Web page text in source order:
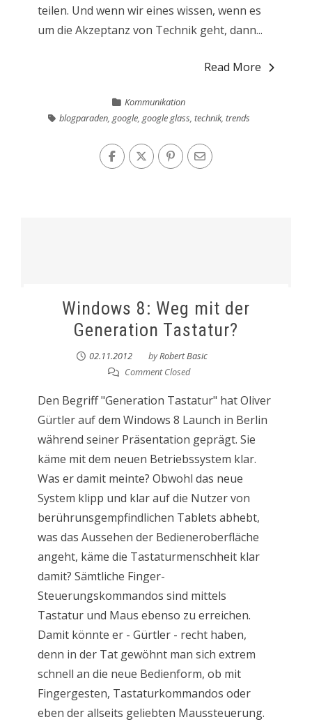
teilen. Und wenn wir eines wissen, wenn es
um die Akzeptanz von Technik geht, dann...
Read More
Kommunikation
blogparaden, google, google glass, technik, trends
Windows 8: Weg mit der
Generation Tastatur?
02.11.2012 byRobert Basic
Comment Closed
Den Begriff "Generation Tastatur" hat Oliver
Gürtler auf dem Windows 8 Launch in Berlin
während seiner Präsentation geprägt. Sie
käme mit dem neuen Betriebssystem klar.
Was er damit meinte? Obwohl das neue
System klipp und klar auf die Nutzer von
berührunsgempfindlichen Tablets abhebt,
was das Aussehen der Bedieneroberfläche
angeht, käme die Tastaturmenschheit klar
damit? Sämtliche Finger-
Steuerungskommandos sind mittels
Tastatur und Maus ebenso zu erreichen.
Damit könnte er - Gürtler - recht haben,
denn in der Tat gewöhnt man sich extrem
schnell an die neue Bedienform, ob mit
Fingergesten, Tastaturkommandos oder
eben der allseits geliebten Maussteuerung.